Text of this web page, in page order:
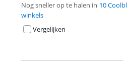
Nog sneller op te halen in 10
winkels
Vergelijken